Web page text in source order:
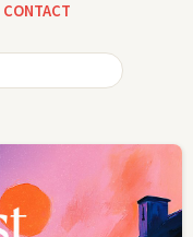
CONTACT